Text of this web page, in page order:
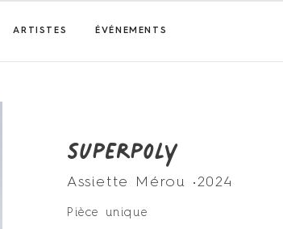
ARTISTES ÉVÉNEMENTS
Superpoly
Assiette Mérou •2024
Pièce unique